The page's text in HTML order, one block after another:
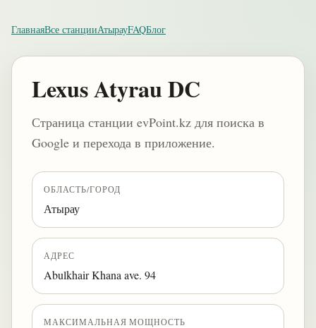
ГлавнаяВсе станцииАтырауFAQБлог
Lexus Atyrau DC
Страница станции evPoint.kz для поиска в
Google и перехода в приложение.
ОБЛАСТЬ/ГОРОД
Атырау
АДРЕС
Abulkhair Khana ave. 94
МАКСИМАЛЬНАЯ МОЩНОСТЬ